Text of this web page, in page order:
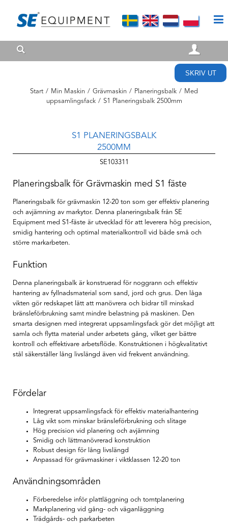
SKRIV UT
Start / Min Maskin / Grävmaskin / Planeringsbalk / Med
uppsamlingsfack / S1 Planeringsbalk 2500mm
S1 PLANERINGSBALK
2500MM
SE103311
Planeringsbalk för Grävmaskin med S1 fäste
Planeringsbalk för grävmaskin 12-20 ton som ger effektiv planering
och avjämning av markytor. Denna planeringsbalk från SE
Equipment med S1-fäste är utvecklad för att leverera hög precision,
smidig hantering och optimal materialkontroll vid både små och
större markarbeten.
Funktion
Denna planeringsbalk är konstruerad för noggrann och effektiv
hantering av fyllnadsmaterial som sand, jord och grus. Den låga
vikten gör redskapet lätt att manövrera och bidrar till minskad
bränsleförbrukning samt mindre belastning på maskinen. Den
smarta designen med integrerat uppsamlingsfack gör det möjligt att
samla och flytta material under arbetets gång, vilket ger bättre
kontroll och effektivare arbetsflöde. Konstruktionen i högkvalitativt
stål säkerställer lång livslängd även vid frekvent användning.
Fördelar
Integrerat uppsamlingsfack för effektiv materialhantering
Låg vikt som minskar bränsleförbrukning och slitage
Hög precision vid planering och avjämning
Smidig och lättmanövrerad konstruktion
Robust design för lång livslängd
Anpassad för grävmaskiner i viktklassen 12-20 ton
Användningsområden
Förberedelse inför plattläggning och tomtplanering
Markplanering vid gång- och väganläggning
Trädgårds- och parkarbeten